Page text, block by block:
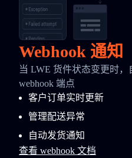
Webhook 通知
当 LWE 货件状态变更时
webhook 端点
客户订单实时更新
管理配送异常
自动发货通知
查看 webhook 文档